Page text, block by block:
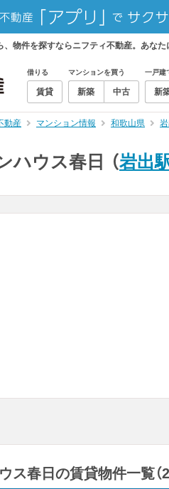
物件を探すならニフティ不動産。あなた
借りる
賃貸
マンションを買う
新築 中古
一戸建
新
動産 マンション情報 和歌山県
ハウス春日 （岩出
ス春日の賃貸物件一覧（2